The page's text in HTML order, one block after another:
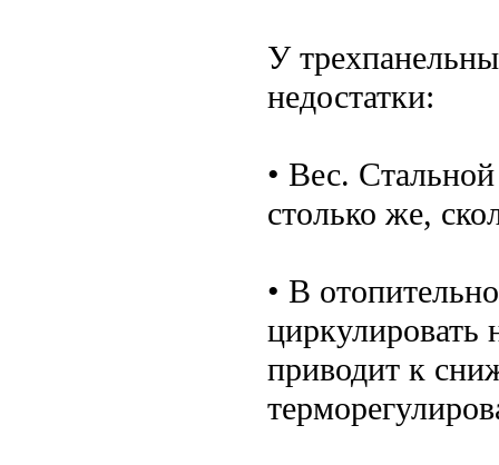
У
недостатки:
• Вес.
столько же,
• В
циркулировать
приводит к